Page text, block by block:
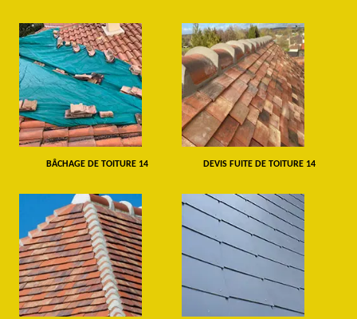
BÂCHAGE DE TOITURE 14 DEVIS FUITE DE TOITURE 14